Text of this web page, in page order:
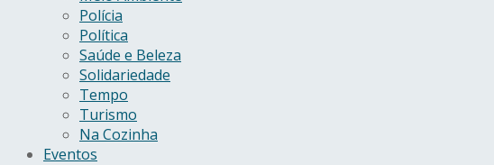
Polícia
Política
Saúde e Beleza
Solidariedade
Tempo
Turismo
Na Cozinha
Eventos